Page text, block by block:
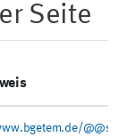
Seite
@@site-